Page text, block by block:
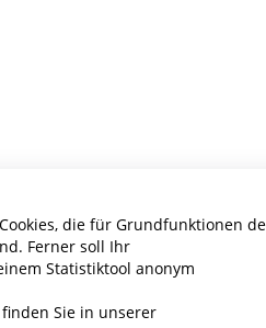
die für Grundfunktionen
Ferner soll Ihr
Statistiktool anonym
Sie in unserer